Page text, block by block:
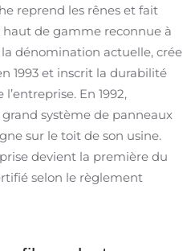
reprend les rênes et fait
de gamme reconnue à
dénomination actuelle, crée
1993 et inscrit la durabilité
En 1992,
système de panneaux
sur le toit de son usine.
devient la première du
selon le règlement